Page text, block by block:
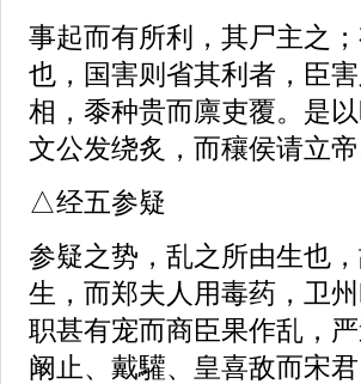
事起而有所利，其尸主之
也，国害则省其利者，臣
相，黍种贵而廪吏覆。是
文公发绕炙，而穰侯请立帝
△经五参疑
参疑之势，乱之所由生也
生，而郑夫人用毒药，卫
职甚有宠而商臣果作乱，
阚止、戴驩、皇喜敌而宋